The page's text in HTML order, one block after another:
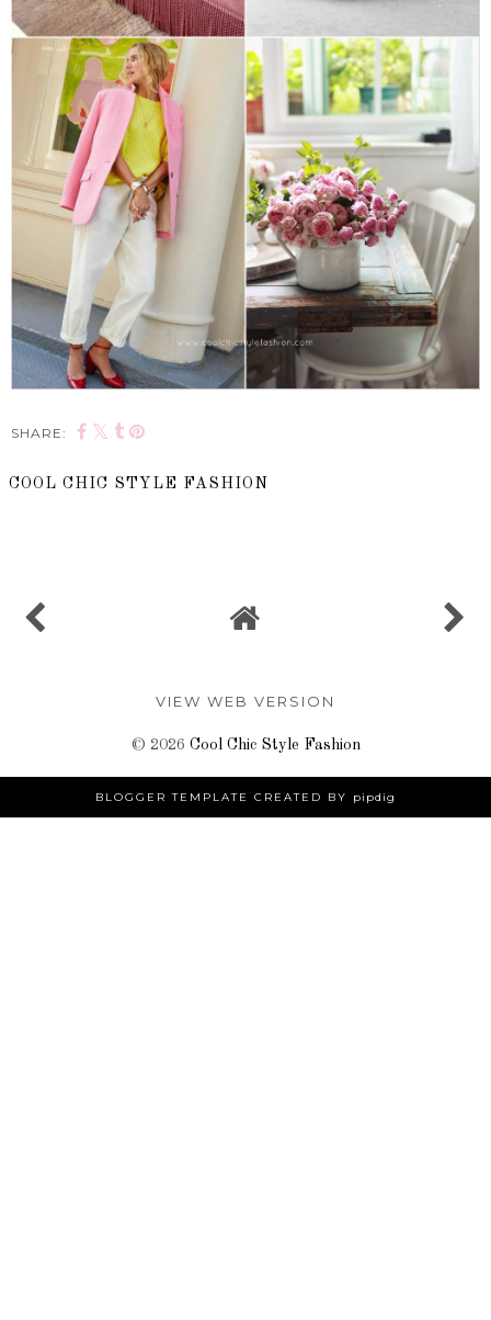
SHARE:
COOL CHIC STYLE FASHION
VIEW WEB VERSION
© 2026 Cool Chic Style Fashion
BLOGGER TEMPLATE CREATED BY pipdig